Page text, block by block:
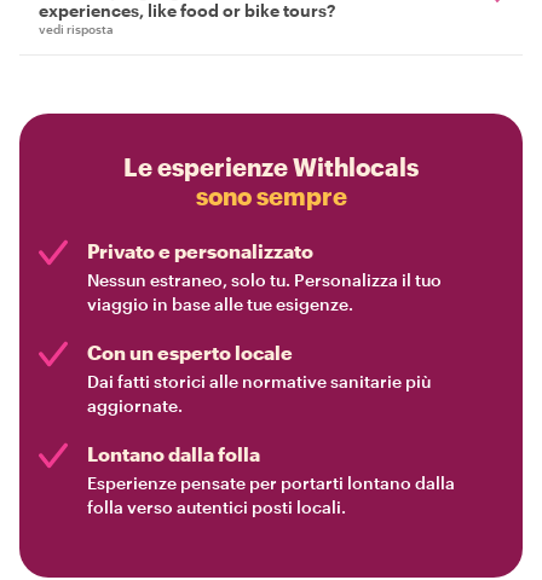
experiences, like food or bike tours?
vedi risposta
Le esperienze Withlocals
sono sempre
Privato e personalizzato
Nessun estraneo, solo tu. Personalizza il tuo
viaggio in base alle tue esigenze.
Con un esperto locale
Dai fatti storici alle normative sanitarie più
aggiornate.
Lontano dalla folla
Esperienze pensate per portarti lontano dalla
folla verso autentici posti locali.